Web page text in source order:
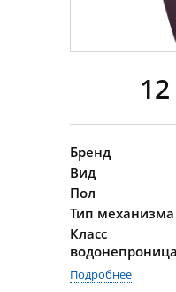
Бренд
Вид
Пол
Тип механизма
Класс
Подробнее